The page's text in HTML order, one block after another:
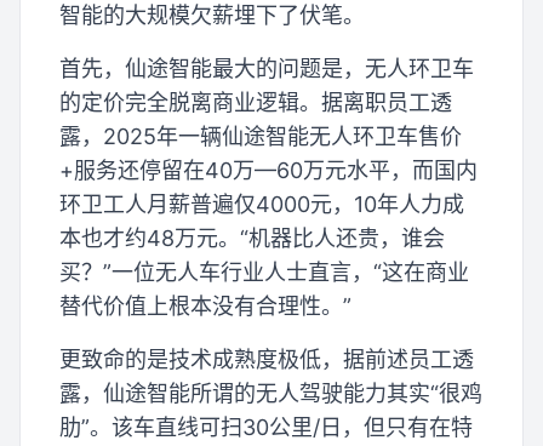
智能的大规模欠薪埋下了伏笔。
首先，仙途智能最大的问题是，无人环卫车
的定价完全脱离商业逻辑。据离职员工透
露，2025年一辆仙途智能无人环卫车售价
+服务还停留在40万—60万元水平，而国内
环卫工人月薪普遍仅4000元，10年人力成
本也才约48万元。“机器比人还贵，谁会
买？”一位无人车行业人士直言，“这在商业
替代价值上根本没有合理性。”
更致命的是技术成熟度极低，据前述员工透
露，仙途智能所谓的无人驾驶能力其实“很鸡
肋”。该车直线可扫30公里/日，但只有在特